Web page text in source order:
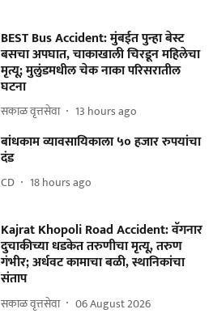
BEST Bus Accident: मुंबईत पुन्हा बेस्ट
बसचा अपघात, चाकाखाली चिरडून महिलेचा
मृत्यू; मुलुंडमधील चेक नाका परिसरातील
घटना
सकाळ वृत्तसेवा 13 hours ago
बांधकाम व्यावसायिकाला ५० हजार रुपयांचा
दंड
CD 18 hours ago
Kajrat Khopoli Road Accident: वॅगनार
दुचाकीच्या धडकेत तरुणीचा मृत्यू, तरुण
गंभीर; अर्धवट कामाचा बळी, स्थानिकांचा
संताप
सकाळ वृत्तसेवा 06 August 2026